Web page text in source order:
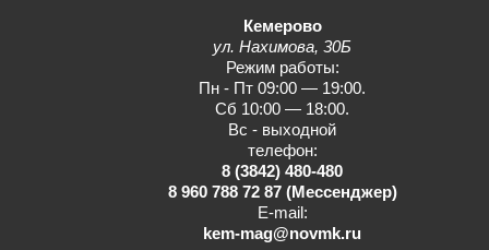
Кемерово
ул. Нахимова, 30Б
Режим работы:
Пн - Пт 09:00 — 19:00.
Сб 10:00 — 18:00.
Вс - выходной
телефон:
8 (3842) 480-480
8 960 788 72 87(Мессенджер)
E-mail:
kem-mag@novmk.ru